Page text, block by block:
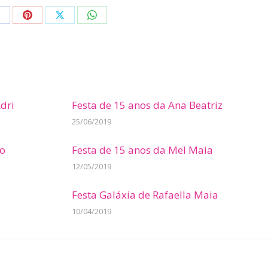
Share Share Share
Festa de 15 anos da Ana Beatriz
25/06/2019
Festa de 15 anos da Mel Maia
12/05/2019
Festa Galáxia de Rafaella Maia
10/04/2019